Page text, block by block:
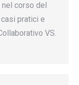
corso del
pratici e
VS.